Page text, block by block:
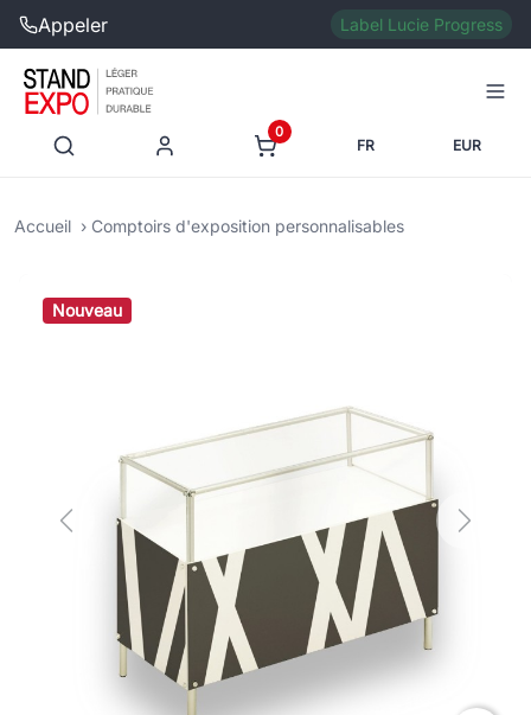
Appeler Label Lucie Progress
0
FR EUR
Accueil Comptoirs d'exposition personnalisables
Nouveau
Previous Next